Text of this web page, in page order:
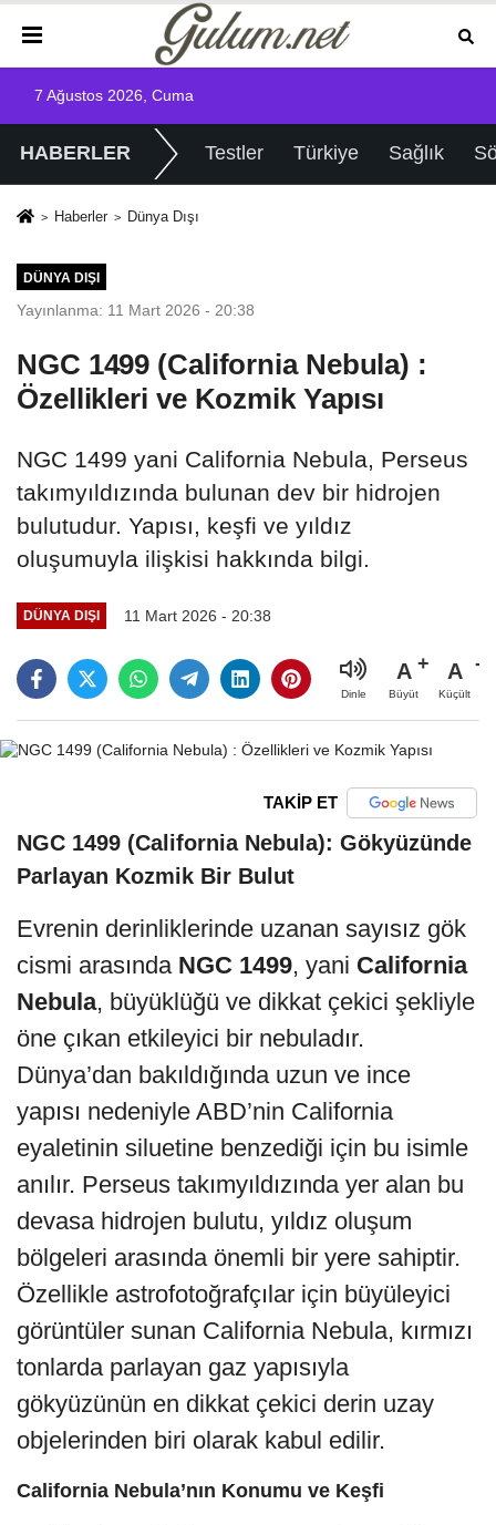
7 Ağustos 2026, Cuma
HABERLER Testler Türkiye Sağlık
Haberler Dünya Dışı
DÜNYA DIŞI
Yayınlanma: 11 Mart 2026 - 20:38
NGC 1499 (California Nebula) :
Özellikleri ve Kozmik Yapısı
NGC 1499 yani California Nebula, Perseus
takımyıldızında bulunan dev bir hidrojen
bulutudur. Yapısı, keşfi ve yıldız
oluşumuyla ilişkisi hakkında bilgi.
DÜNYA DIŞI 11 Mart 2026 - 20:38
Dinle
A
Büyüt
A
Küçült
TAKİP ET
NGC 1499 (California Nebula): Gökyüzünde
Parlayan Kozmik Bir Bulut
Evrenin derinliklerinde uzanan sayısız gök
cismi arasında NGC 1499, yani California
Nebula, büyüklüğü ve dikkat çekici şekliyle
öne çıkan etkileyici bir nebuladır.
Dünya’dan bakıldığında uzun ve ince
yapısı nedeniyle ABD’nin California
eyaletinin siluetine benzediği için bu isimle
anılır. Perseus takımyıldızında yer alan bu
devasa hidrojen bulutu, yıldız oluşum
bölgeleri arasında önemli bir yere sahiptir.
Özellikle astrofotoğrafçılar için büyüleyici
görüntüler sunan California Nebula, kırmızı
tonlarda parlayan gaz yapısıyla
gökyüzünün en dikkat çekici derin uzay
objelerinden biri olarak kabul edilir.
California Nebula’nın Konumu ve Keşfi